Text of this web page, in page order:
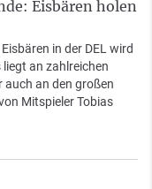
Eisbären holen
in der DEL wird
an zahlreichen
auch an den großen
Mitspieler Tobias